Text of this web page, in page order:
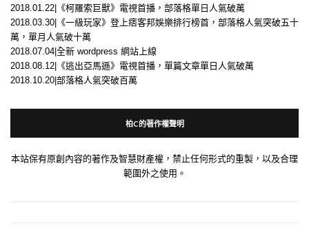
2018.01.22|《柯羅索巨獸》電視首播，部落格單日人氣破萬
2018.03.30|《一級玩家》登上痞客邦娛樂排行榜首，部落格人氣突破五十
萬，單月人氣破十萬
2018.07.04|全新 wordpress 網站上線
2018.08.12|《逃出亞馬遜》電視首播，單篇文章單日人氣破萬
2018.10.20|部落格人氣突破百萬
柏C的著作權聲明
本站保有原創內容的著作及智慧財產權，禁止任何形式的重製，以及合理
範圍外之使用。